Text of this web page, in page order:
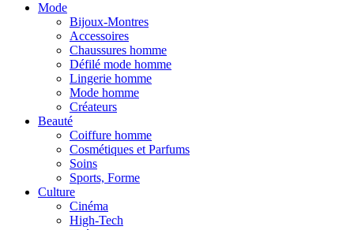
Mode
Bijoux-Montres
Accessoires
Chaussures homme
Défilé mode homme
Lingerie homme
Mode homme
Créateurs
Beauté
Coiffure homme
Cosmétiques et Parfums
Soins
Sports, Forme
Culture
Cinéma
High-Tech